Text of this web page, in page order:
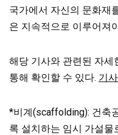
국가에서 자신의 문화재
은 지속적으로 이루어져
해당 기사와 관련된 자세
통해 확인할 수 있다. 기
*비계(scaffolding): 건축
록 설치하는 임시 가설물